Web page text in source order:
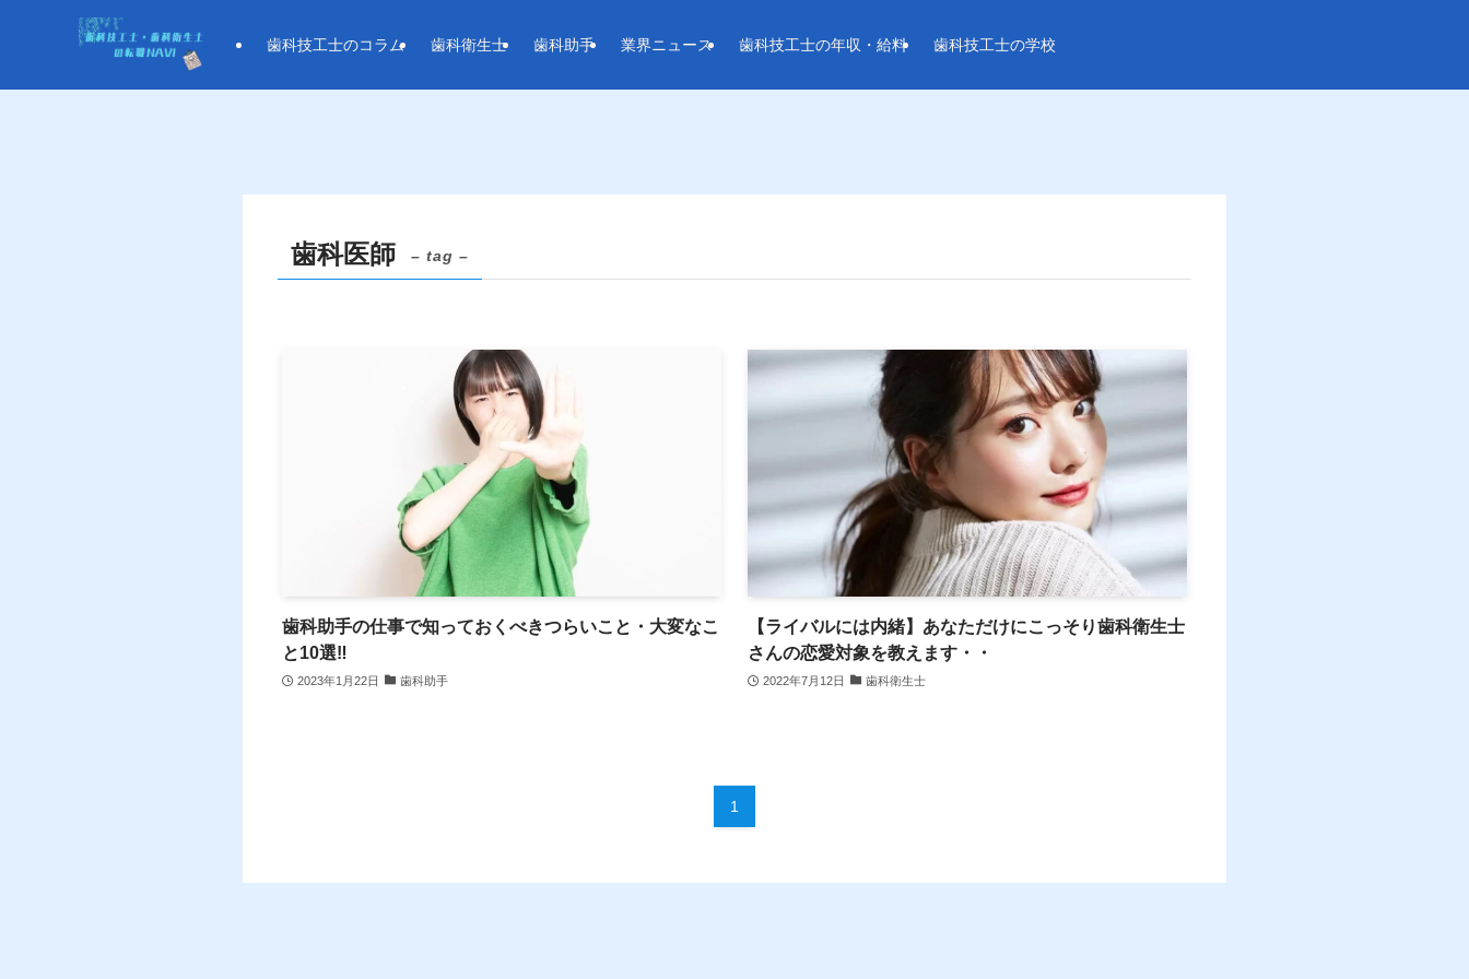
歯科技工士のコラム 歯科衛生士 歯科助手 業界ニュース 歯科技工士の年収・給料 歯科技工士の学校
歯科医師 – tag –
歯科助手の仕事で知っておくべきつらいこと・大変なこ
と10選‼
2023年1月22日 歯科助手
【ライバルには内緒】あなただけにこっそり歯科衛生士
さんの恋愛対象を教えます・・
2022年7月12日 歯科衛生士
1